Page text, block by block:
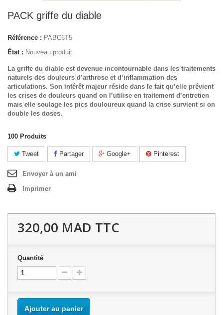
PACK griffe du diable
Référence : PABC6T5
État : Nouveau produit
La griffe du diable est devenue incontournable dans les traitements
naturels des douleurs d’arthrose et d’inflammation des
articulations. Son intérêt majeur réside dans le fait qu’elle prévient
les crises de douleurs quand on l’utilise en traitement d’entretien
mais elle soulage les pics douloureux quand la crise survient si on
double les doses.
100 Produits
Tweet Partager Google+ Pinterest
Envoyer à un ami
Imprimer
320,00 MAD TTC
Quantité
Ajouter au panier